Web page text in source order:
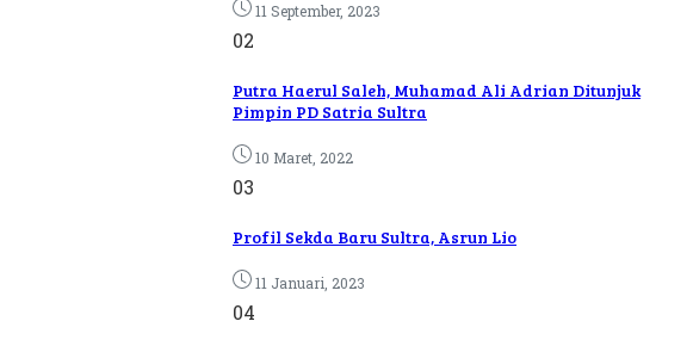
11 September, 2023
02
Putra Haerul Saleh, Muhamad Ali Adrian Ditunjuk
Pimpin PD Satria Sultra
10 Maret, 2022
03
Profil Sekda Baru Sultra, Asrun Lio
11 Januari, 2023
04